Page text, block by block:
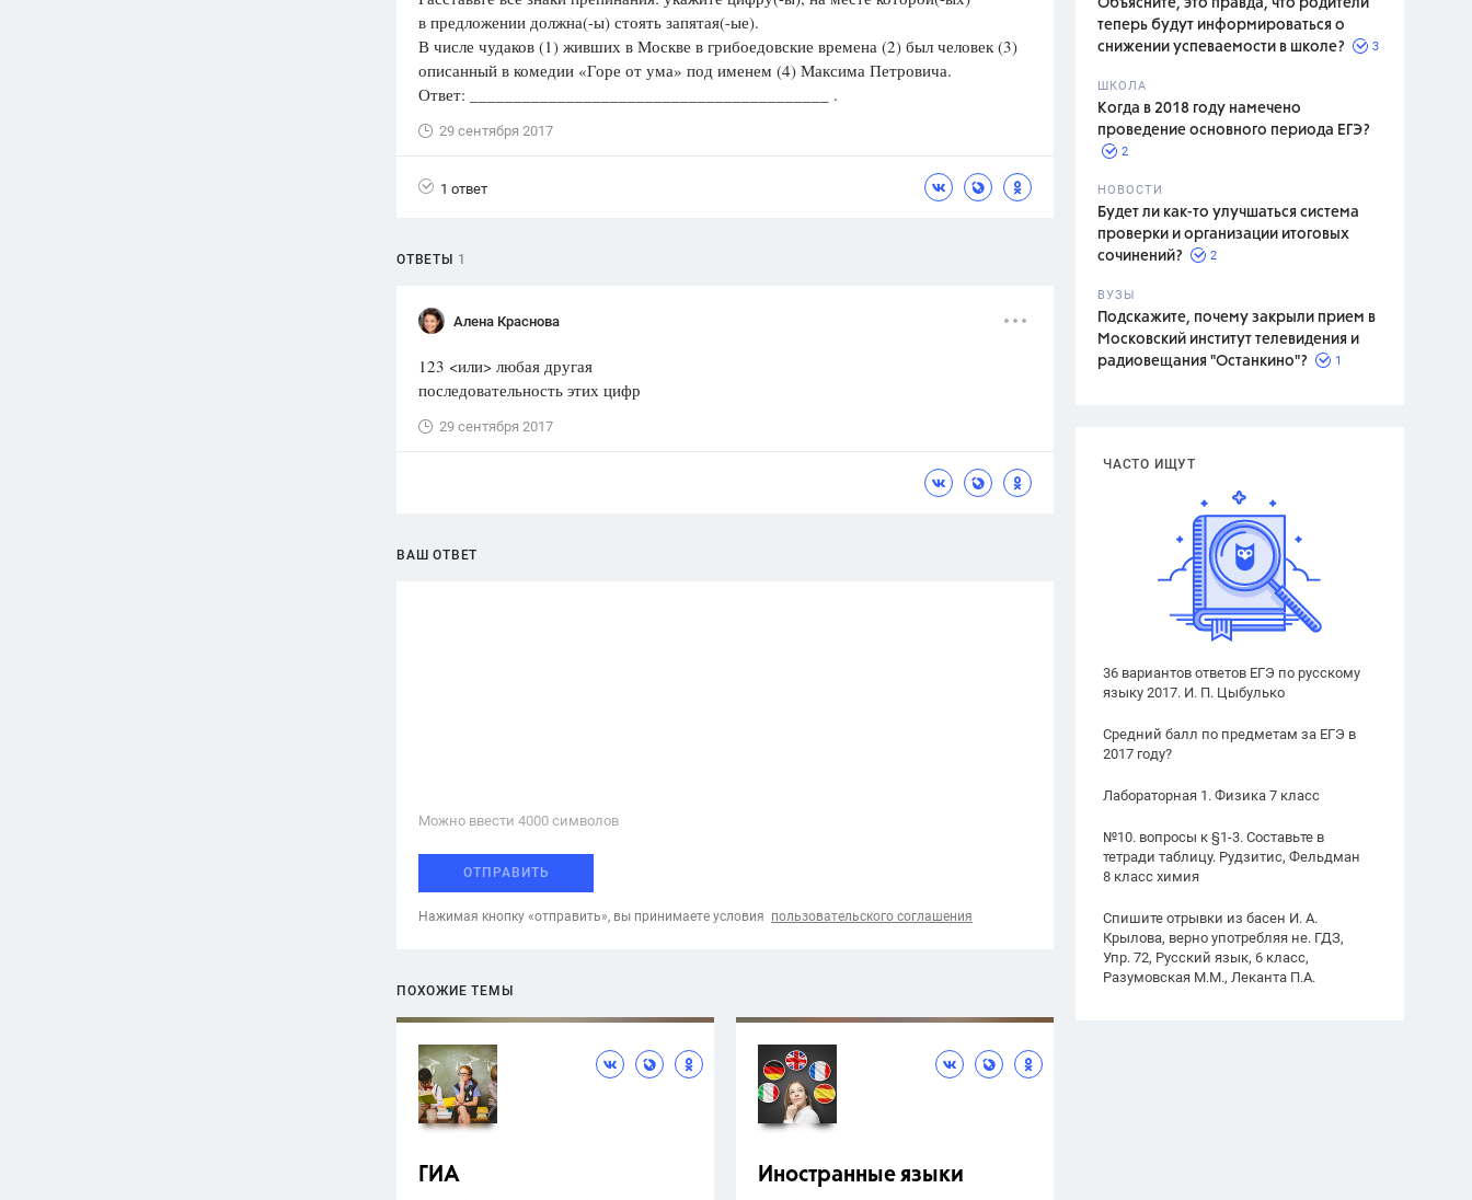
1752 ответа
Олимпиады
1551 ответ
Цветков Л. А.
Психология
Отношения,Любовь,
Объясните, это правда, что родители
теперь будут информироваться о
снижении успеваемости в школе?
3
ШКОЛА
Когда в 2018 году намечено
проведение основного периода ЕГЭ?
2
НОВОСТИ
Будет ли как-то улучшаться система
проверки и организации итоговых
сочинений?
2
ВУЗЫ
Подскажите, почему закрыли прием в
Московский институт телевидения и
радиовещания "Останкино"?
1
ЧАСТО ИЩУТ
36 вариантов ответов ЕГЭ по русскому
языку 2017. И. П. Цыбулько
Средний балл по предметам за ЕГЭ в
2017 году?
Лабораторная 1. Физика 7 класс
№10. вопросы к §1-3. Составьте в
тетради таблицу. Рудзитис, Фельдман
8 класс химия
Спишите отрывки из басен И. А.
Крылова, верно употребляя не. ГДЗ,
Упр. 72, Русский язык, 6 класс,
Разумовская М.М., Леканта П.А.
в предложении должна(-ы) стоять запятая(-ые).
В числе чудаков (1) живших в Москве в грибоедовские времена (2) был человек (3)
описанный в комедии «Горе от ума» под именем (4) Максима Петровича.
Ответ: _________________________________________ .
29 сентября 2017
1 ответ
ОТВЕТЫ 1
Алена Краснова
123 <или> любая другая
последовательность этих цифр
29 сентября 2017
ВАШ ОТВЕТ
Можно ввести 4000 cимволов
ОТПРАВИТЬ
Нажимая кнопку «отправить», вы принимаете условия пользовательского соглашения
ПОХОЖИЕ ТЕМЫ
ГИА Иностранные языки